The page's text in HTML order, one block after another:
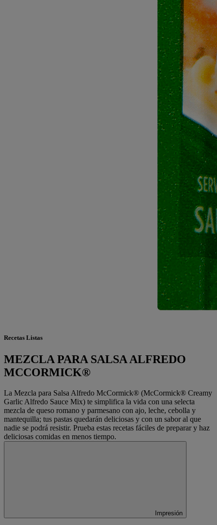
Recetas Listas
MEZCLA PARA SALSA ALFREDO
MCCORMICK®
La Mezcla para Salsa Alfredo McCormick® (McCormick® Creamy
Garlic Alfredo Sauce Mix) te simplifica la vida con una selecta
mezcla de queso romano y parmesano con ajo, leche, cebolla y
mantequilla; tus pastas quedarán deliciosas y con un sabor al que
nadie se podrá resistir. Prueba estas recetas fáciles de preparar y haz
deliciosas comidas en menos tiempo.
Impresión